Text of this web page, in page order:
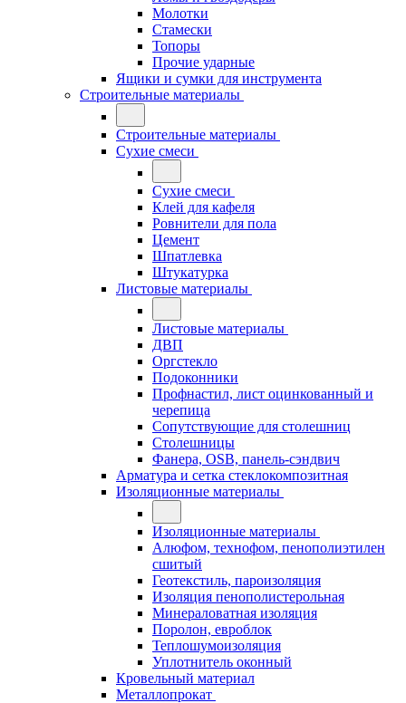
Молотки
Стамески
Топоры
Прочие ударные
Ящики и сумки для инструмента
Строительные материалы
Строительные материалы
Сухие смеси
Сухие смеси
Клей для кафеля
Ровнители для пола
Цемент
Шпатлевка
Штукатурка
Листовые материалы
Листовые материалы
ДВП
Оргстекло
Подоконники
Профнастил, лист оцинкованный и
черепица
Сопутствующие для столешниц
Столешницы
Фанера, OSB, панель-сэндвич
Арматура и сетка стеклокомпозитная
Изоляционные материалы
Изоляционные материалы
Алюфом, технофом, пенополиэтилен
сшитый
Геотекстиль, пароизоляция
Изоляция пенополистерольная
Минераловатная изоляция
Поролон, евроблок
Теплошумоизоляция
Уплотнитель оконный
Кровельный материал
Металлопрокат